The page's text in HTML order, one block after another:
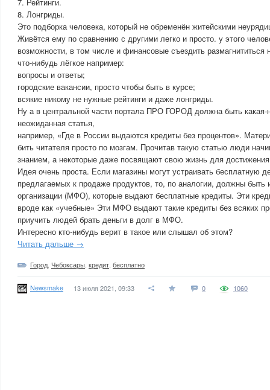
8. Лонгриды.
Это подборка человека, который не обременён житейскими
Живётся ему по сравнению с другими легко и просто. у этого
возможности, в том числе и финансовые съездить размагнититься
что-нибудь лёгкое например:
вопросы и ответы;
городские вакансии, просто чтобы быть в курсе;
всякие никому не нужные рейтинги и даже лонгриды.
Ну а в центральной части портала ПРО ГОРОД должна быть какая-
неожиданная статья,
например, «Где в России выдаются кредиты без процентов».
бить читателя просто по мозгам. Прочитав такую статью люди
знанием, а некоторые даже посвящают свою жизнь для достижения
Идея очень проста. Если магазины могут устраивать бесплатную
предлагаемых к продаже продуктов, то, по аналогии, должны
организации (МФО), которые выдают бесплатные кредиты. Эти
вроде как «учебные» Эти МФО выдают такие кредиты без всяких
приучить людей брать деньги в долг в МФО.
Интересно кто-нибудь верит в такое или слышал об этом?
Читать дальше →
Город Чебоксары кредит бесплатно
Newsmake 13 июля 2021, 09:33 0 1060